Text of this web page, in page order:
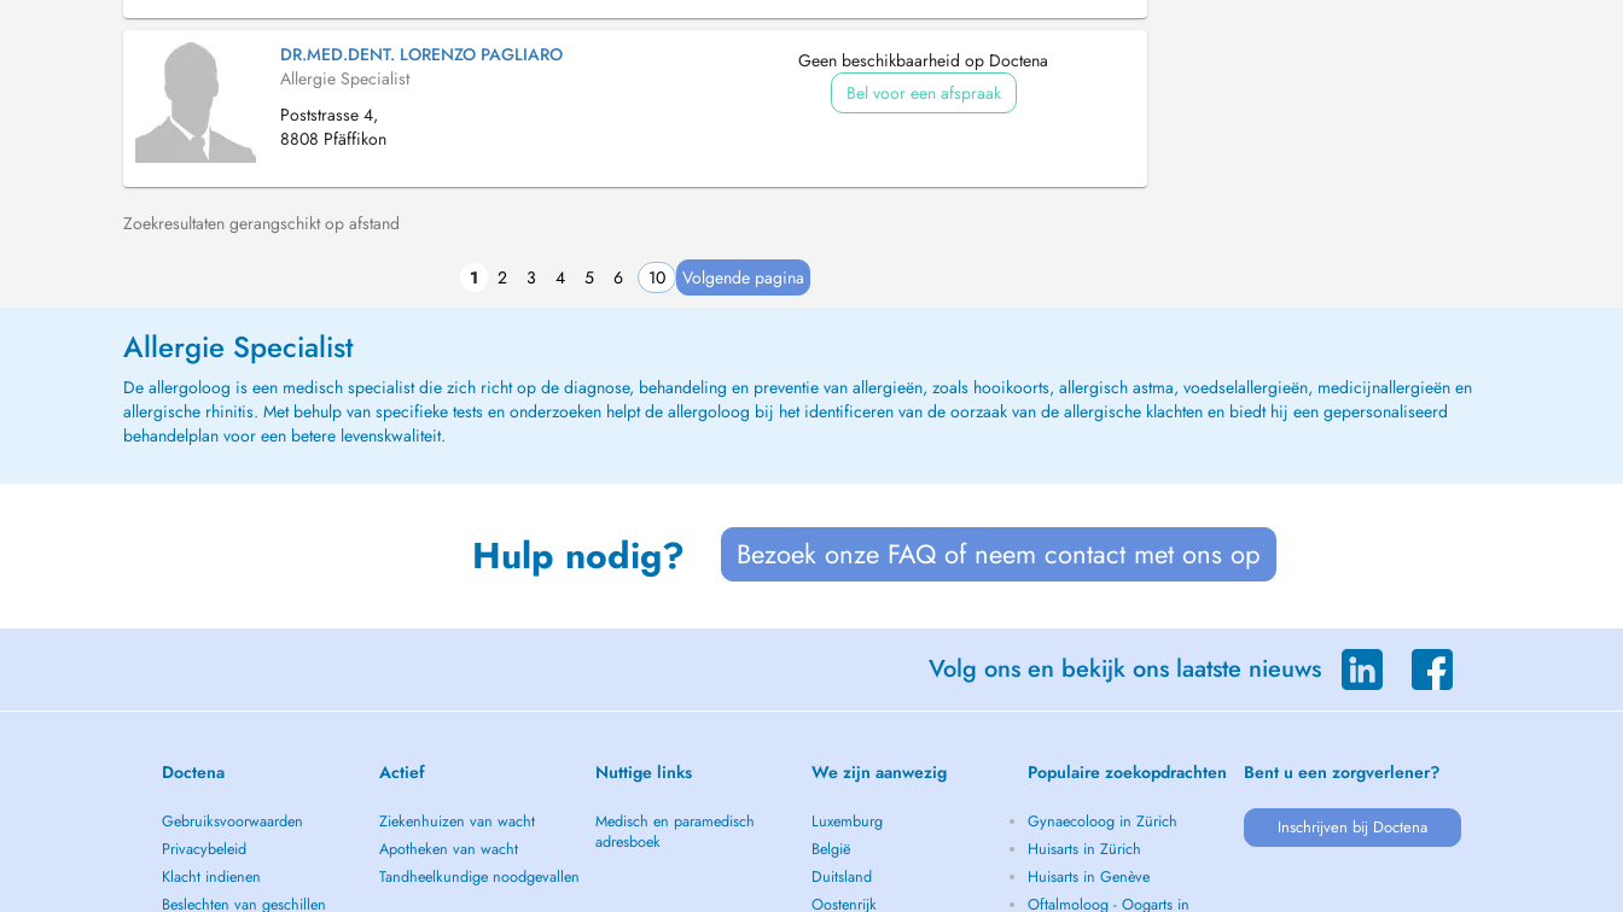
DR.MED.DENT. LORENZO PAGLIARO
Allergie Specialist
Poststrasse 4,
8808 Pfäffikon
Geen beschikbaarheid op Doctena
Bel voor een afspraak
Zoekresultaten gerangschikt op afstand
1 2 3 4 5 6 10 Volgende pagina
Allergie Specialist
De allergoloog is een medisch specialist die zich richt op de diagnose, behandeling en preventie van allergieën, zoals hooikoorts, allergisch astma, voedselallergieën, medicijnallergieën en
allergische rhinitis. Met behulp van specifieke tests en onderzoeken helpt de allergoloog bij het identificeren van de oorzaak van de allergische klachten en biedt hij een gepersonaliseerd
behandelplan voor een betere levenskwaliteit.
Hulp nodig? Bezoek onze FAQ of neem contact met ons op
Volg ons en bekijk ons laatste nieuws
Doctena
Gebruiksvoorwaarden
Privacybeleid
Klacht indienen
Beslechten van geschillen
Actief
Ziekenhuizen van wacht
Apotheken van wacht
Tandheelkundige noodgevallen
Nuttige links
Medisch en paramedisch
adresboek
We zijn aanwezig
Luxemburg
België
Duitsland
Oostenrijk
Populaire zoekopdrachten
Gynaecoloog in Zürich
Huisarts in Zürich
Huisarts in Genève
Oftalmoloog - Oogarts in
Bent u een zorgverlener?
Inschrijven bij Doctena